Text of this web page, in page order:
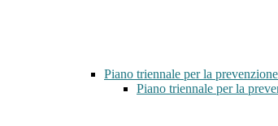
Piano triennale per la
Piano triennale per la